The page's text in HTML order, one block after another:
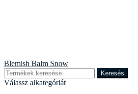
Blemish Balm Snow
Keresés
a
Keresés
Válassz alkategóriát